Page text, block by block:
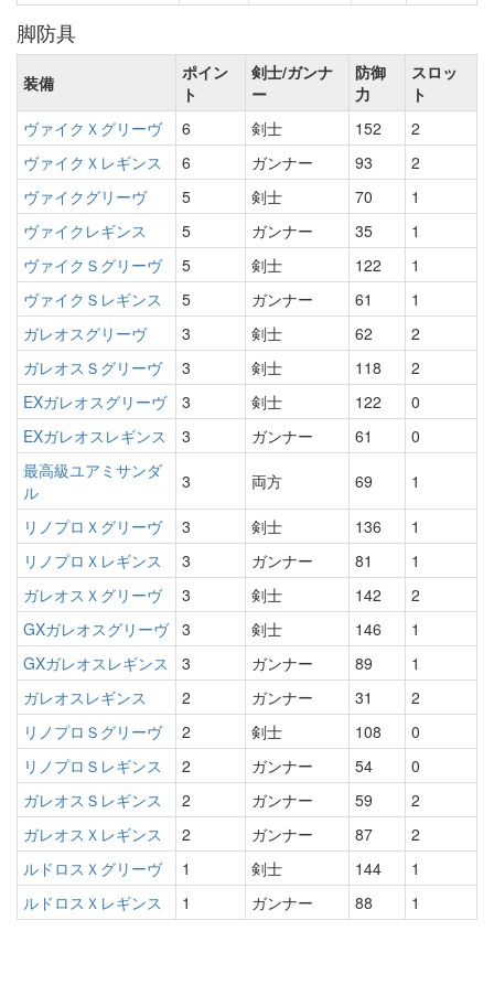
脚防具
装備
ポイン
ト
剣士/ガンナ
ー
防御
力
スロッ
ト
ヴァイクＸグリーヴ
6 剣士 152
2
ヴァイクＸレギンス
6 ガンナー 93
2
ヴァイクグリーヴ
5 剣士 70
1
ヴァイクレギンス
5 ガンナー 35
1
ヴァイクＳグリーヴ
5 剣士 122
1
ヴァイクＳレギンス
5 ガンナー 61
1
ガレオスグリーヴ
3 剣士 62
2
ガレオスＳグリーヴ
3 剣士 118
2
EXガレオスグリーヴ
3 剣士 122
0
EXガレオスレギンス
3 ガンナー 61
0
最高級ユアミサンダ
ル
3 両方 69 1
リノプロＸグリーヴ 3 剣士 136
1
リノプロＸレギンス
3 ガンナー 81
1
ガレオスＸグリーヴ
3 剣士 142
2
GXガレオスグリーヴ 3 剣士 146
1
GXガレオスレギンス
3 ガンナー 89
1
ガレオスレギンス
2 ガンナー 31
2
リノプロＳグリーヴ
2 剣士 108
0
リノプロＳレギンス
2 ガンナー 54
0
ガレオスＳレギンス
2 ガンナー 59
2
ガレオスＸレギンス
2 ガンナー 87
2
ルドロスＸグリーヴ
1 剣士 144
1
ルドロスＸレギンス
1 ガンナー 88 1